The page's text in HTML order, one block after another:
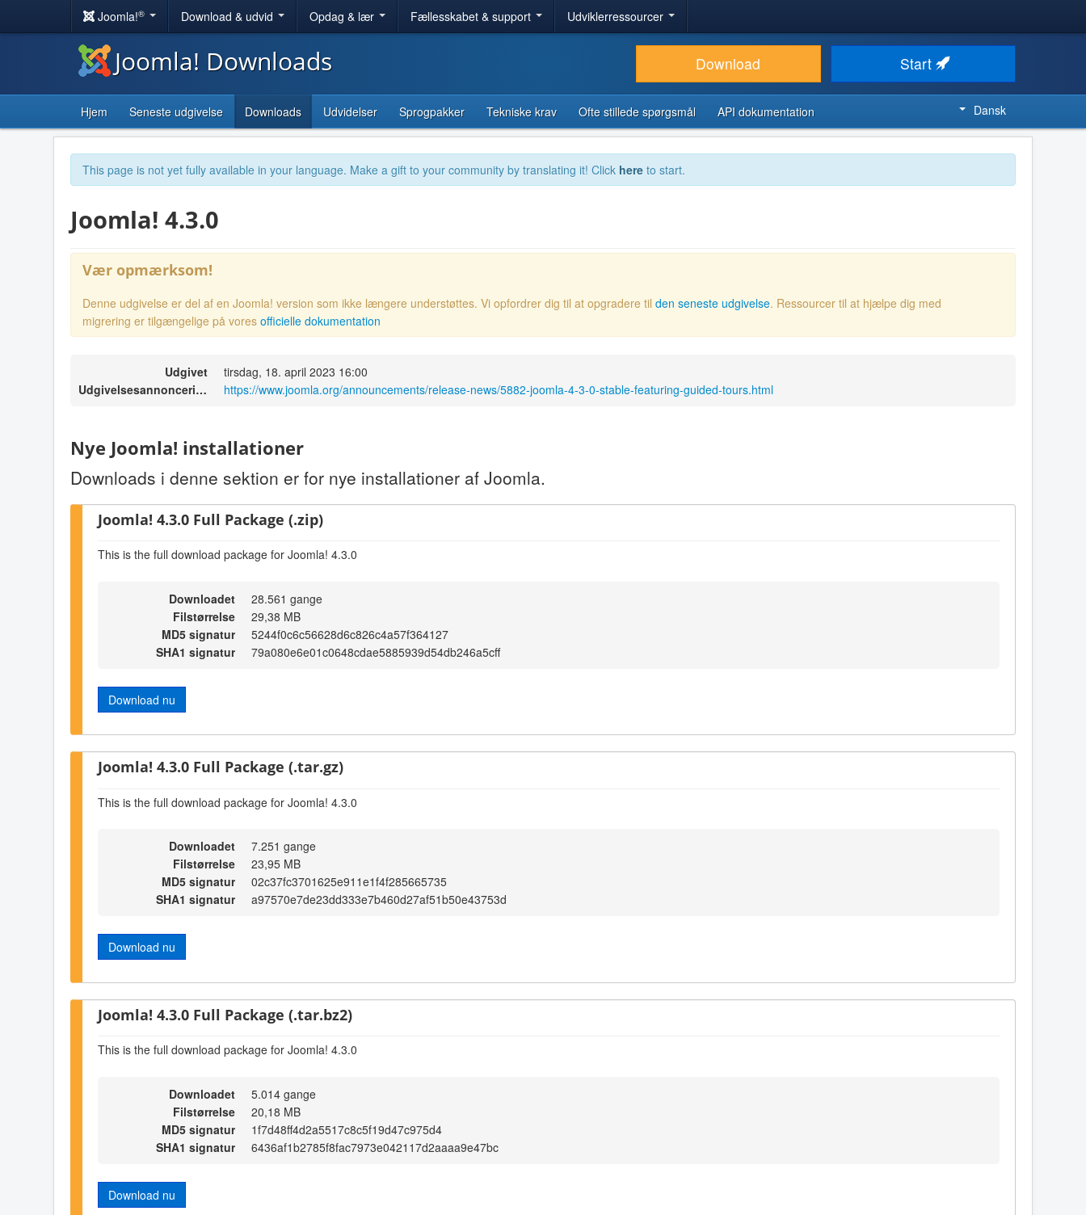
Joomla!® Download & udvid Opdag & lær Fællesskabet & support Udviklerressourcer
Joomla! Downloads Download Start
Hjem Seneste udgivelse Downloads Udvidelser Sprogpakker Tekniske krav Ofte stillede spørgsmål API dokumentation Dansk
This page is not yet fully available in your language. Make a gift to your community by translating it! Click here to start.
Joomla! 4.3.0
Vær opmærksom!
Denne udgivelse er del af en Joomla! version som ikke længere understøttes. Vi opfordrer dig til at opgradere til den seneste udgivelse. Ressourcer til at hjælpe dig med
migrering er tilgængelige på vores officielle dokumentation
Udgivet
tirsdag, 18. april 2023 16:00
Udgivelsesannoncering
https://www.joomla.org/announcements/release-news/5882-joomla-4-3-0-stable-featuring-guided-tours.html
Nye Joomla! installationer
Downloads i denne sektion er for nye installationer af Joomla.
Joomla! 4.3.0 Full Package (.zip)
This is the full download package for Joomla! 4.3.0
Downloadet
28.561 gange
Filstørrelse
29,38 MB
MD5 signatur
5244f0c6c56628d6c826c4a57f364127
SHA1 signatur
79a080e6e01c0648cdae5885939d54db246a5cff
Download nu
Joomla! 4.3.0 Full Package (.tar.gz)
This is the full download package for Joomla! 4.3.0
Downloadet
7.251 gange
Filstørrelse
23,95 MB
MD5 signatur
02c37fc3701625e911e1f4f285665735
SHA1 signatur
a97570e7de23dd333e7b460d27af51b50e43753d
Download nu
Joomla! 4.3.0 Full Package (.tar.bz2)
This is the full download package for Joomla! 4.3.0
Downloadet
5.014 gange
Filstørrelse
20,18 MB
MD5 signatur
1f7d48ff4d2a5517c8c5f19d47c975d4
SHA1 signatur
6436af1b2785f8fac7973e042117d2aaaa9e47bc
Download nu